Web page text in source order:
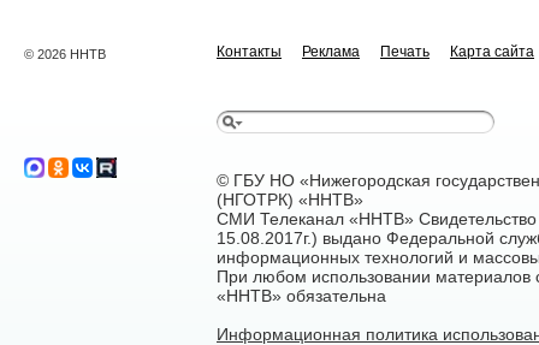
© 2026 ННТВ Контакты Реклама Печать Карта сайта
© ГБУ НО «Нижегородская
(НГОТРК) «ННТВ»
СМИ Телеканал «ННТВ»
15.08.2017г.) выдано Федеральной
информационных технологий и
При любом использовании материалов
«ННТВ» обязательна
Информационная политика